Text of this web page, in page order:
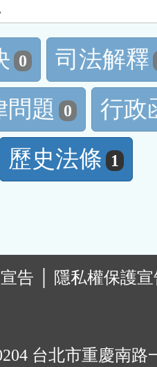
0
司法解釋
問題 0
行政
歷史法條 1
告
隱私權保護
台北市重慶南路